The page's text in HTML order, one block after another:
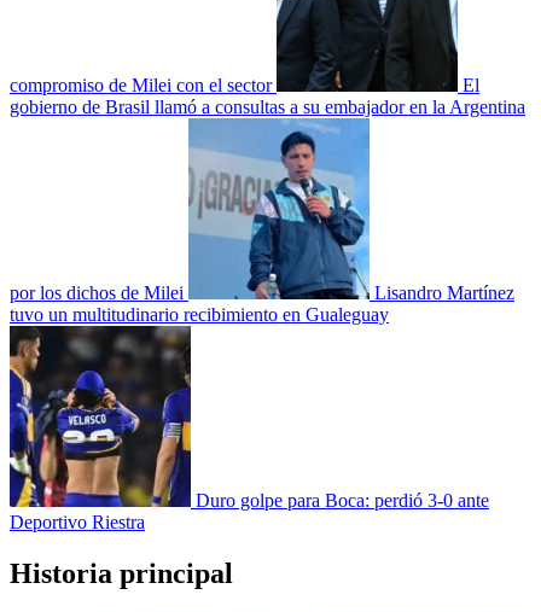
compromiso de Milei con el sector
El
gobierno de Brasil llamó a consultas a su embajador en la Argentina
por los dichos de Milei
Lisandro Martínez
tuvo un multitudinario recibimiento en Gualeguay
Duro golpe para Boca: perdió 3-0 ante
Deportivo Riestra
Historia principal